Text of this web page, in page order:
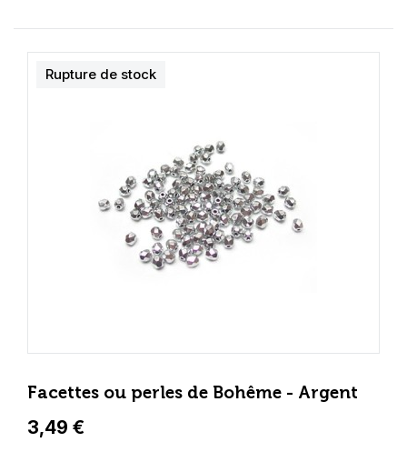
Facettes ou perles de Bohême - Argent
3,49 €
Rupture de stock